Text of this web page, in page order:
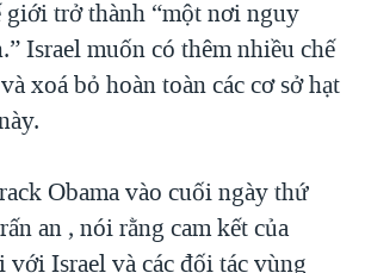
giới trở thành “một nơi nguy
Israel muốn có thêm nhiều chế
xoá bỏ hoàn toàn các cơ sở hạt
Obama vào cuối ngày thứ
an , nói rằng cam kết của
với Israel và các đối tác vùng